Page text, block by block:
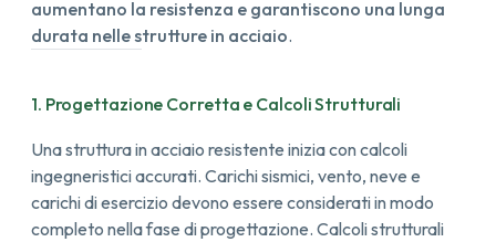
aumentano la resistenza e garantiscono una lunga
durata nelle strutture in acciaio.
1. Progettazione Corretta e Calcoli Strutturali
Una struttura in acciaio resistente inizia con calcoli
ingegneristici accurati. Carichi sismici, vento, neve e
carichi di esercizio devono essere considerati in modo
completo nella fase di progettazione. Calcoli strutturali